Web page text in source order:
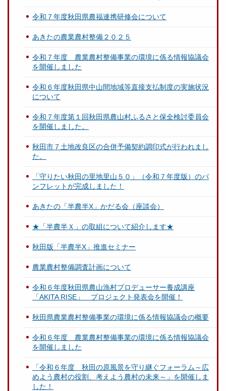
令和７年度秋田県農福連携研修会について
あきたの農業農村整備２０２５
令和７年度 農業農村整備事業の環境に係る情報協議会
を開催しました
令和６年度秋田県中山間地域等直接支払制度の実施状況
について
令和７年度第１回秋田県農山村ふるさと保全検討委員会
を開催しました。
秋田市７土地改良区の合併予備契約調印式が行われまし
た。
「守りたい秋田の里地里山５０」（令和７年度版）のパ
ンフレットが完成しました！
あきたの「半農半X」かだる会（座談会）
★「半農半Ｘ」の取組について紹介します★
秋田版「半農半X」推進セミナー
農業農村整備調査計画について
令和６年度秋田県農山漁村プロデューサー養成講座
「AKITA RISE」 プロジェクト発表会を開催！
秋田県農業農村整備事業の環境に係る情報協議会の概要
令和６年度 農業農村整備事業の環境に係る情報協議会
を開催しました
「令和６年度 秋田の原風景を守り継ぐフォーラム～広
めよう農村の役割、考えよう農村の未来～」を開催しま
した！